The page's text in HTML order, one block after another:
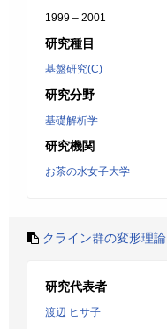
1999 – 2001
研究種目
基盤研究(C)
研究分野
基礎解析学
研究機関
お茶の水女子大学
クライン群の変形理論
研究代表者
渡辺 ヒサ子